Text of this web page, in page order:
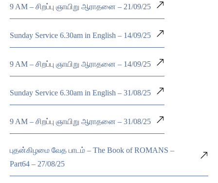
9 AM – சிறப்பு ஞாயிறு ஆராதனை – 21/09/25
Sunday Service 6.30am in English – 14/09/25
9 AM – சிறப்பு ஞாயிறு ஆராதனை – 14/09/25
Sunday Service 6.30am in English – 31/08/25
9 AM – சிறப்பு ஞாயிறு ஆராதனை – 31/08/25
புதன்கிழமை வேத பாடம் – The Book of ROMANS –
Part64 – 27/08/25